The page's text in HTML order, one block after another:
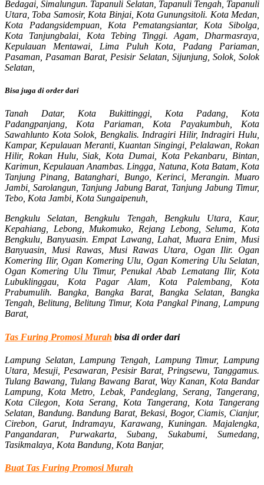
Bedagai, Simalungun. Tapanuli Selatan, Tapanuli Tengah, Tapanuli
Utara, Toba Samosir, Kota Binjai, Kota Gunungsitoli. Kota Medan,
Kota Padangsidempuan, Kota Pematangsiantar, Kota Sibolga,
Kota Tanjungbalai, Kota Tebing Tinggi. Agam, Dharmasraya,
Kepulauan Mentawai, Lima Puluh Kota, Padang Pariaman,
Pasaman, Pasaman Barat, Pesisir Selatan, Sijunjung, Solok, Solok
Selatan,
Bisa juga di order dari
Tanah Datar, Kota Bukittinggi, Kota Padang, Kota
Padangpanjang, Kota Pariaman, Kota Payakumbuh, Kota
Sawahlunto Kota Solok, Bengkalis. Indragiri Hilir, Indragiri Hulu,
Kampar, Kepulauan Meranti, Kuantan Singingi, Pelalawan, Rokan
Hilir, Rokan Hulu, Siak, Kota Dumai, Kota Pekanbaru, Bintan,
Karimun, Kepulauan Anambas. Lingga, Natuna, Kota Batam, Kota
Tanjung Pinang, Batanghari, Bungo, Kerinci, Merangin. Muaro
Jambi, Sarolangun, Tanjung Jabung Barat, Tanjung Jabung Timur,
Tebo, Kota Jambi, Kota Sungaipenuh,
Bengkulu Selatan, Bengkulu Tengah, Bengkulu Utara, Kaur,
Kepahiang, Lebong, Mukomuko, Rejang Lebong, Seluma, Kota
Bengkulu, Banyuasin. Empat Lawang, Lahat, Muara Enim, Musi
Banyuasin, Musi Rawas, Musi Rawas Utara, Ogan Ilir. Ogan
Komering Ilir, Ogan Komering Ulu, Ogan Komering Ulu Selatan,
Ogan Komering Ulu Timur, Penukal Abab Lematang Ilir, Kota
Lubuklinggau, Kota Pagar Alam, Kota Palembang, Kota
Prabumulih. Bangka, Bangka Barat, Bangka Selatan, Bangka
Tengah, Belitung, Belitung Timur, Kota Pangkal Pinang, Lampung
Barat,
Tas Furing Promosi Murah bisa di order dari
Lampung Selatan, Lampung Tengah, Lampung Timur, Lampung
Utara, Mesuji, Pesawaran, Pesisir Barat, Pringsewu, Tanggamus.
Tulang Bawang, Tulang Bawang Barat, Way Kanan, Kota Bandar
Lampung, Kota Metro, Lebak, Pandeglang, Serang, Tangerang,
Kota Cilegon, Kota Serang, Kota Tangerang, Kota Tangerang
Selatan, Bandung. Bandung Barat, Bekasi, Bogor, Ciamis, Cianjur,
Cirebon, Garut, Indramayu, Karawang, Kuningan. Majalengka,
Pangandaran, Purwakarta, Subang, Sukabumi, Sumedang,
Tasikmalaya, Kota Bandung, Kota Banjar,
Buat Tas Furing Promosi Murah